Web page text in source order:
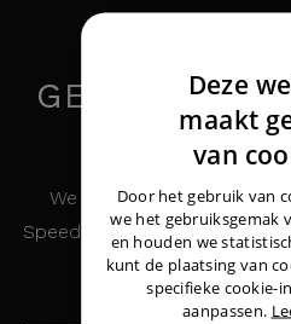
We houden u graag op de
Speedmaster Reduced
OmegaSpeedmaster
Michael Schumacher |
Deze
maakt
van
Door het gebruik van
we het gebruiksgemak
en houden we
kunt de plaatsing van
specifieke cookie-
aanpassen.